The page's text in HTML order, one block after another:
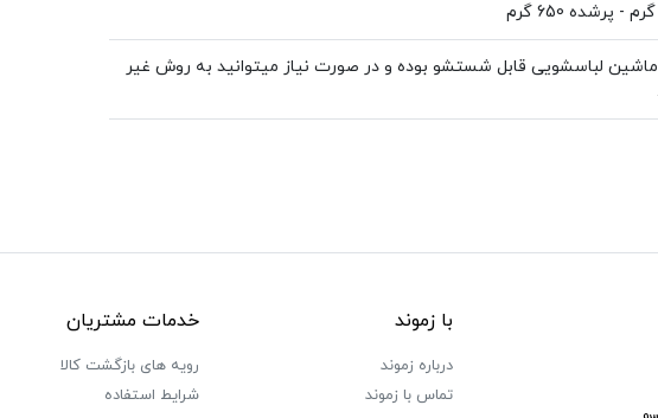
لباسشویی قابل شستشو بوده و در صورت نیاز میتوانید به روش غیر
با زموند
درباره زموند
تماس با زموند
خدمات مشتریان
رویه های بازگشت کالا
شرایط استفاده